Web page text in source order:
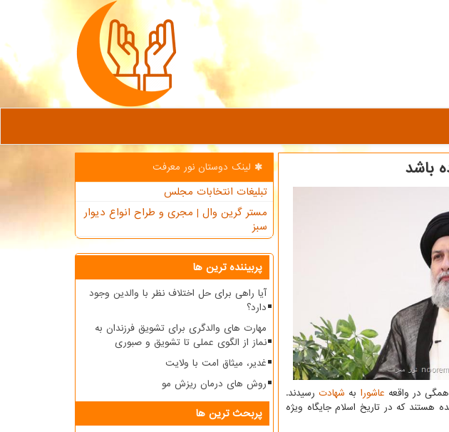
باشد
در واقعه عاشورا به شهادت رسیدند.
هستند که در تاریخ اسلام جایگاه ویژه
لینک دوستان نور معرفت
تبلیغات انتخابات مجلس
مستر گرین وال | مجری و طراح انواع دیوار
سبز
پربیننده ترین ها
آیا راهی برای حل اختلاف نظر با والدین وجود
دارد؟
مهارت های والدگری برای تشویق فرزندان به
نماز از الگوی عملی تا تشویق و صبوری
غدیر، میثاق امت با ولایت
روش های درمان ریزش مو
پربحث ترین ها